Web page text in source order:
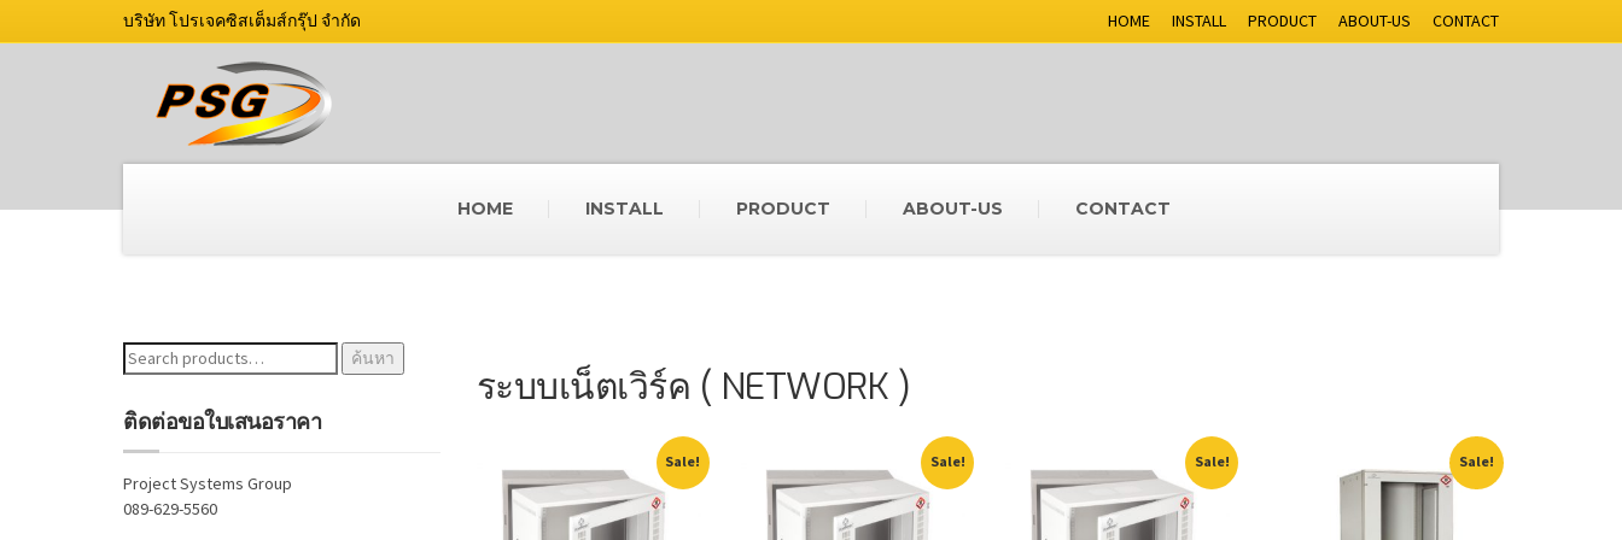
บริษัท โปรเจคซิสเต็มส์กรุ๊ป จำกัด HOME INSTALL PRODUCT ABOUT-US CONTACT
HOME INSTALL PRODUCT ABOUT-US CONTACT
ระบบเน็ตเวิร์ค ( NETWORK )
Sale! Sale! Sale! Sale!
ค้นหา: ค้นหา
ติดต่อขอใบเสนอราคา
Project Systems Group
089-629-5560